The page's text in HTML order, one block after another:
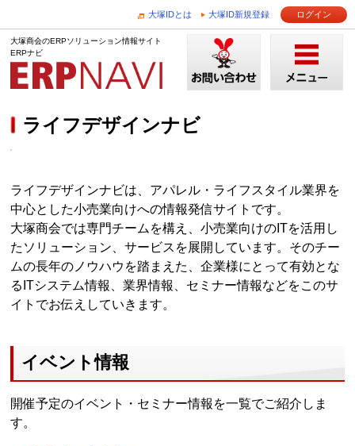
大塚IDとは 大塚ID新規登録 ログイン
大塚商会のERPソリューション情報サイト
ERPナビ
ライフデザインナビ
ライフデザインナビは、アパレル・ライフスタイル業界を
中心とした小売業向けへの情報発信サイトです。
大塚商会では専門チームを構え、小売業向けのITを活用し
たソリューション、サービスを展開しています。そのチー
ムの長年のノウハウを踏まえた、企業様にとって有効とな
るITシステム情報、業界情報、セミナー情報などをこのサ
イトでお伝えしていきます。
イベント情報
開催予定のイベント・セミナー情報を一覧でご紹介しま
す。